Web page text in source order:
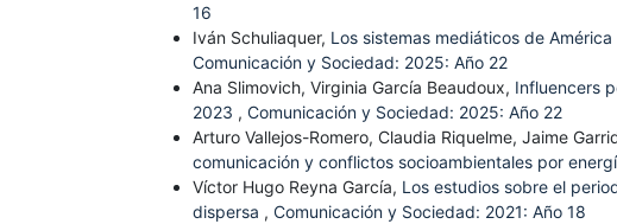
16
Iván Schuliaquer, Los sistemas mediáticos de
Comunicación y Sociedad: 2025: Año 22
Ana Slimovich, Virginia García Beaudoux, Influencers
2023 , Comunicación y Sociedad: 2025: Año 22
Arturo Vallejos-Romero, Claudia Riquelme, Jaime
comunicación y conflictos socioambientales por
Víctor Hugo Reyna García, Los estudios sobre el
dispersa , Comunicación y Sociedad: 2021: Año 18